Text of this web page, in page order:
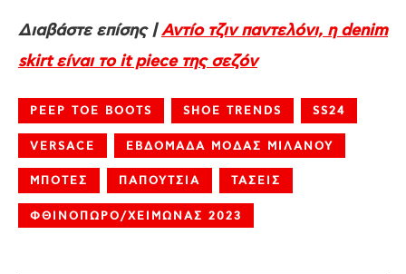
Διαβάστε επίσης |Αντίο τζιν παντελόνι, η denim
skirt είναι το it piece της σεζόν
PEEP TOE BOOTS SHOE TRENDS SS24
VERSACE ΕΒΔΟΜΑΔΑ ΜΟΔΑΣ ΜΙΛΑΝΟΥ
ΜΠΟΤΕΣ ΠΑΠΟΥΤΣΙΑ ΤΑΣΕΙΣ
ΦΘΙΝΟΠΩΡΟ/ΧΕΙΜΩΝΑΣ 2023